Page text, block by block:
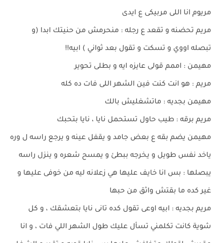
مريوم انا اللى مربيكى ع ايدى
مريم تحضنه و تقعد ع رجله : منحرمش من حنيتك ابدا (و
تبصله اووي و تسكت و تقول بعد ثواني ) ابيه!!
مهيمن : اممم قولى عايزه ايه و بطلى تحوير
مريم : هو انت كنت فين الشهر اللى فات ده كله
مهيمن بجديه : ماتشغليش بالك
مريم برقه : طيب حاول تستحمل نايا ، نايا بتحبك
مهيمن يضم بقه ع بعض جامد و يقفل عينه و يرجع راسه ل وره
ياخد نفس طويل و يخرجه ببطئ و يمسح شعره و ينزل راسه
يبصلها : بس انا خايف عليها هي زعلانه ليه من خوفى عليها و
غير كده ما بقتش واثق من حبها
مريم بجديه : ابيه اوعى تقول كده تانى نايا بتعشقك ، و كل
شوية كانت تكلمني تسأل عليك طول الشهر اللي فات ، و انا